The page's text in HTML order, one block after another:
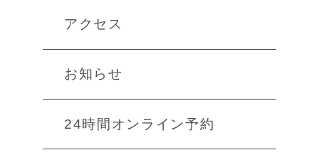
アクセス
お知らせ
24時間オンライン予約